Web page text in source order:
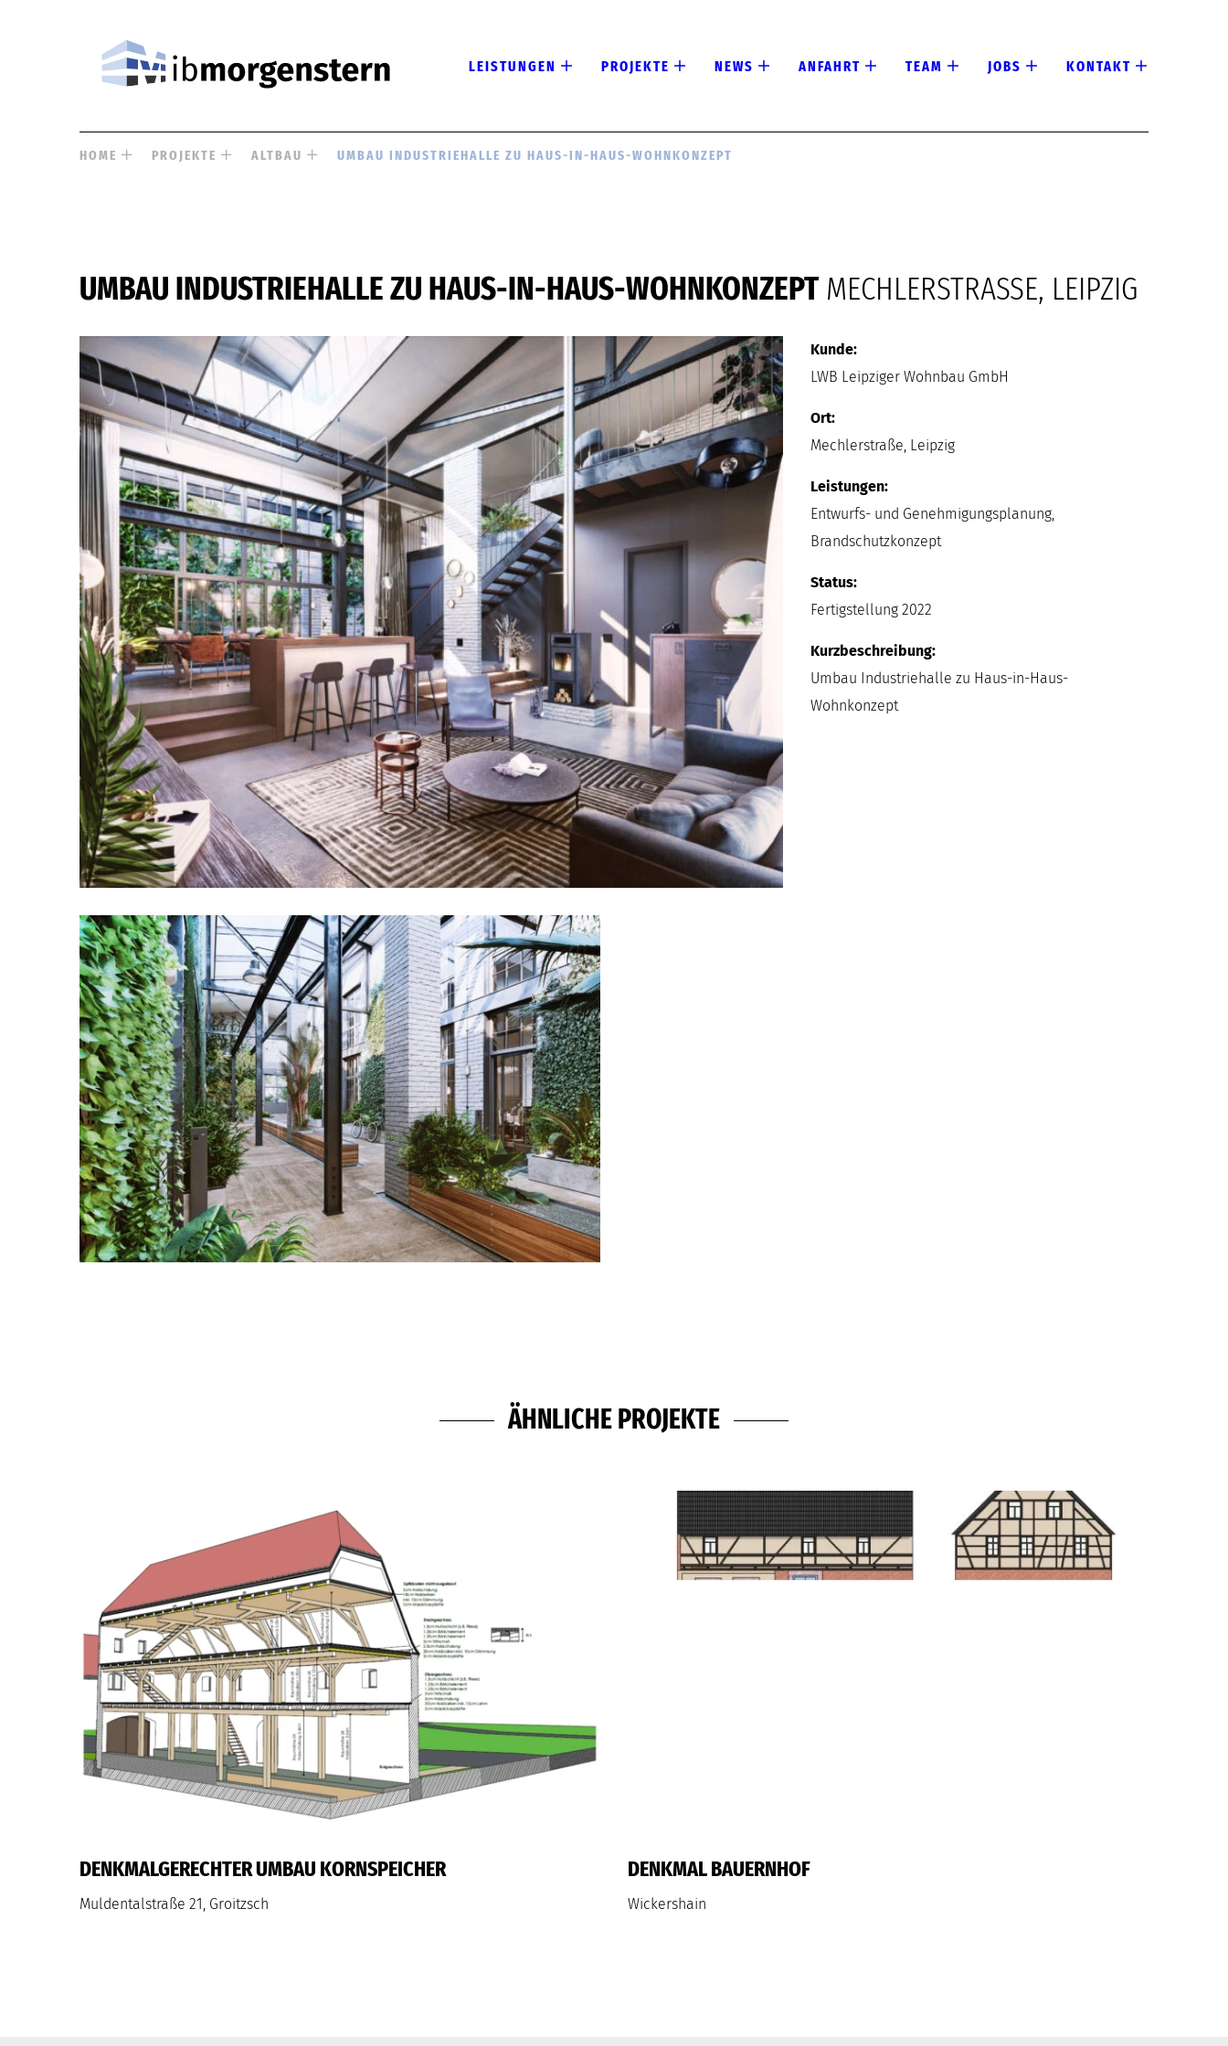
LEISTUNGEN PROJEKTE NEWS ANFAHRT TEAM JOBS KONTAKT
HOME PROJEKTE ALTBAU UMBAU INDUSTRIEHALLE ZU HAUS-IN-HAUS-WOHNKONZEPT
UMBAU INDUSTRIEHALLE ZU HAUS-IN-HAUS-WOHNKONZEPTMECHLERSTRASSE, LEIPZIG
Kunde:
LWB Leipziger Wohnbau GmbH
Ort:
Mechlerstraße, Leipzig
Leistungen:
Entwurfs- und Genehmigungsplanung,
Brandschutzkonzept
Status:
Fertigstellung 2022
Kurzbeschreibung:
Umbau Industriehalle zu Haus-in-Haus-
Wohnkonzept
ÄHNLICHE PROJEKTE
DENKMALGERECHTER UMBAU KORNSPEICHER
Muldentalstraße 21, Groitzsch
DENKMAL BAUERNHOF
Wickershain